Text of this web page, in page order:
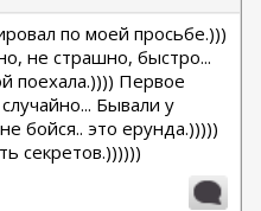
по моей просьбе.)))
не страшно, быстро...
поехала.)))) Первое
Бывали у
бойся.. это ерунда.)))))
секретов.))))))